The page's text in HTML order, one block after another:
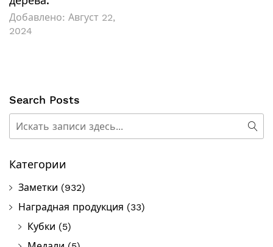
Добавлено: Август 22,
2024
Search Posts
Категории
Заметки (932)
Наградная продукция (33)
Кубки (5)